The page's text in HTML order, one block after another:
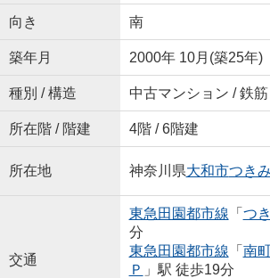
向き 南
築年月 2000年 10月(築25年)
種別 / 構造 中古マンション / 鉄
所在階 / 階建 4階 / 6階建
所在地 神奈川県大和市つき
交通
東急田園都市線 「 つ
分
東急田園都市線 「 南
Ｐ 」駅 徒歩19分